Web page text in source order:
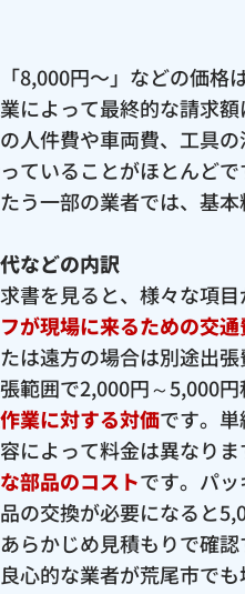
8,000円〜」などの価
によって最終的な請求額
人件費や車両費、工具
ていることがほとんどで
う一部の業者では、基
などの内訳
書を見ると、様々な項
が現場に来るための交
は遠方の場合は別途出張
範囲で2,000円～5,000円
業に対する対価です。
によって料金は異なりま
部品のコストです。パ
の交換が必要になると
らかじめ見積もりで確
心的な業者が荒尾市でも